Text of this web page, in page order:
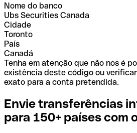
Nome do banco
Ubs Securities Canada
Cidade
Toronto
País
Canadá
Tenha em atenção que não nos é
existência deste código ou
exato para a conta pretendida.
Envie transferências
para 150+ países com